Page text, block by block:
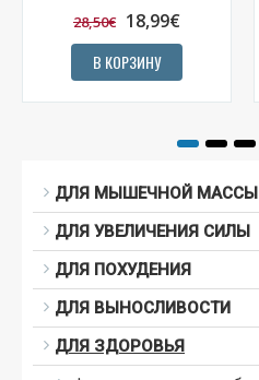
28,50€ 18,99€
В КОРЗИНУ
ДЛЯ МЫШЕЧНОЙ МАССЫ
ДЛЯ УВЕЛИЧЕНИЯ СИЛЫ
ДЛЯ ПОХУДЕНИЯ
ДЛЯ ВЫНОСЛИВОСТИ
ДЛЯ ЗДОРОВЬЯ